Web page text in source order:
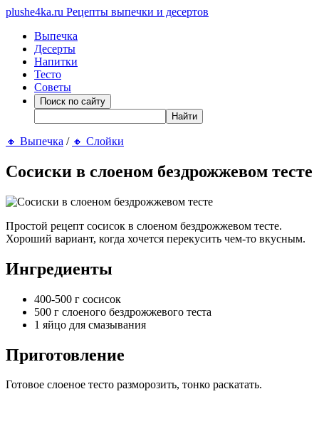
plushe4ka.ru Рецепты выпечки и десертов
Выпечка
Десерты
Напитки
Тесто
Советы
🔸 Выпечка / 🔸 Слойки
Сосиски в слоеном бездрожжевом тесте
Простой рецепт сосисок в слоеном бездрожжевом тесте.
Хороший вариант, когда хочется перекусить чем-то вкусным.
Ингредиенты
400-500 г сосисок
500 г слоеного бездрожжевого теста
1 яйцо для смазывания
Приготовление
Готовое слоеное тесто разморозить, тонко раскатать.